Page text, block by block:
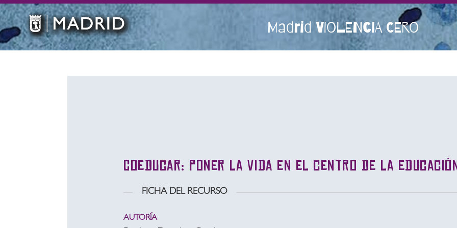
Madrid VIOLENCIA CERO
Coeducar: poner la vida en el centro de la
FICHA DEL RECURSO
AUTORÍA